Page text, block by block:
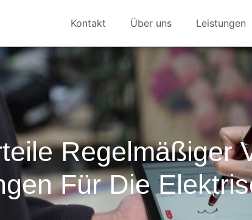
Kontakt Über uns Leistungen
Regelmäßiger
Für Die